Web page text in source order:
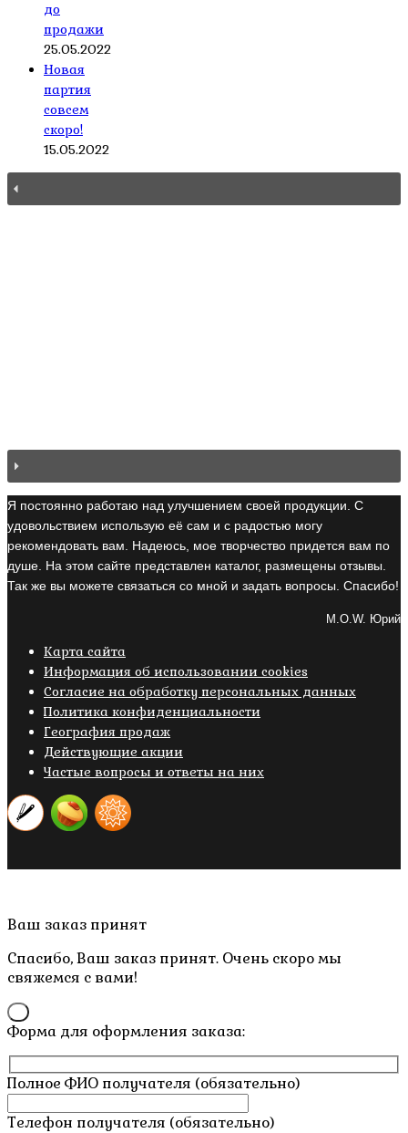
до
продажи
25.05.2022
Новая
партия
совсем
скоро!
15.05.2022
Я постоянно работаю над улучшением своей продукции. С
удовольствием использую её сам и с радостью могу
рекомендовать вам. Надеюсь, мое творчество придется вам по
душе. На этом сайте представлен каталог, размещены отзывы.
Так же вы можете связаться со мной и задать вопросы. Спасибо!
M.O.W. Юрий
Карта сайта
Информация об использовании cookies
Cогласие на обработку персональных данных
Политика конфиденциальности
География продаж
Действующие акции
Частые вопросы и ответы на них
Пролистать
Ваш заказ принят
Спасибо, Ваш заказ принят. Очень скоро мы
свяжемся с вами!
Форма для оформления заказа:
Полное ФИО получателя (обязательно)
Телефон получателя (обязательно)